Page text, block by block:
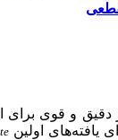
خطر دقیق و قوی
یافته‌های اولین